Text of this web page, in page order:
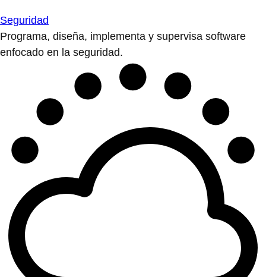
Seguridad
Programa, diseña, implementa y supervisa software
enfocado en la seguridad.